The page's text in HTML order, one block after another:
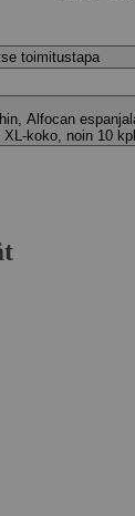
toimitustapa
Alfocan
koko, noin 10